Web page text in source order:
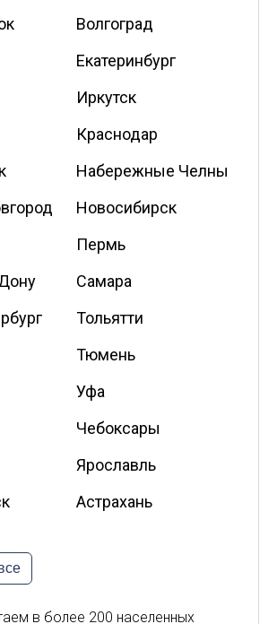
Волгоград
Екатеринбург
Иркутск
Краснодар
Набережные Челны
Новосибирск
Пермь
Самара
Тольятти
Тюмень
Уфа
Чебоксары
Ярославль
Астрахань
Курск
в более 200 населенных